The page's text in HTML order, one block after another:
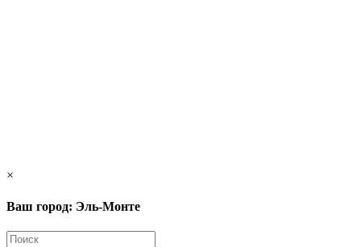
×
Ваш город: Эль-Монте